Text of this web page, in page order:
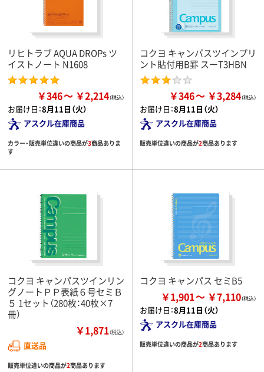
リヒトラブ AQUA DROPs ツ
イストノート N1608
￥346 ￥2,214
お届け日：8月11日（火）
アスクル在庫商品
カラー・販売単位違いの商品が3商品ありま
す
コクヨ キャンパスツインプリ
ント貼付用B罫 スーT3HBN
￥346 ￥3,284
お届け日：8月11日（火）
アスクル在庫商品
販売単位違いの商品が2商品あります
コクヨ キャンパスツインリン
グノートＰＰ表紙６号セミＢ
５ 1セット（280枚：40枚×7
冊）
￥1,871（税込）
直送品
販売単位違いの商品が2商品あります
コクヨ キャンパス セミB5
￥1,901 ￥7,110
お届け日：8月11日（火）
アスクル在庫商品
販売単位違いの商品が2商品あります